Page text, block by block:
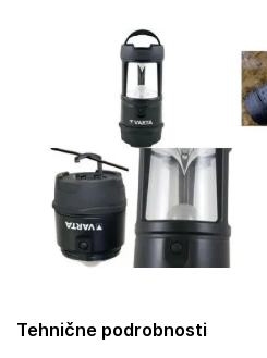
Tehnične podrobnosti